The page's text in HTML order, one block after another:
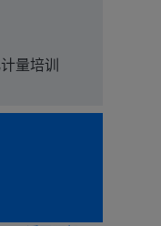
量培训